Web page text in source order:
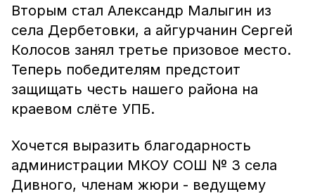
Вторым стал Александр Малыгин из
села Дербетовки, а айгурчанин Сергей
Колосов занял третье призовое место.
Теперь победителям предстоит
защищать честь нашего района на
краевом слёте УПБ.
Хочется выразить благодарность
администрации МКОУ СОШ № 3 села
Дивного, членам жюри - ведущему